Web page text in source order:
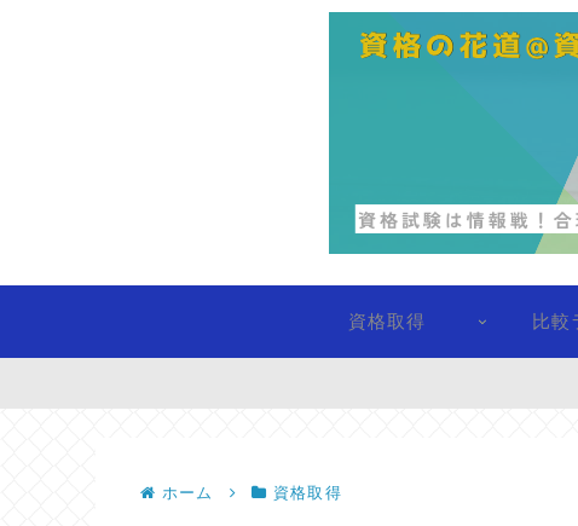
資格取得 比較
ホーム 資格取得